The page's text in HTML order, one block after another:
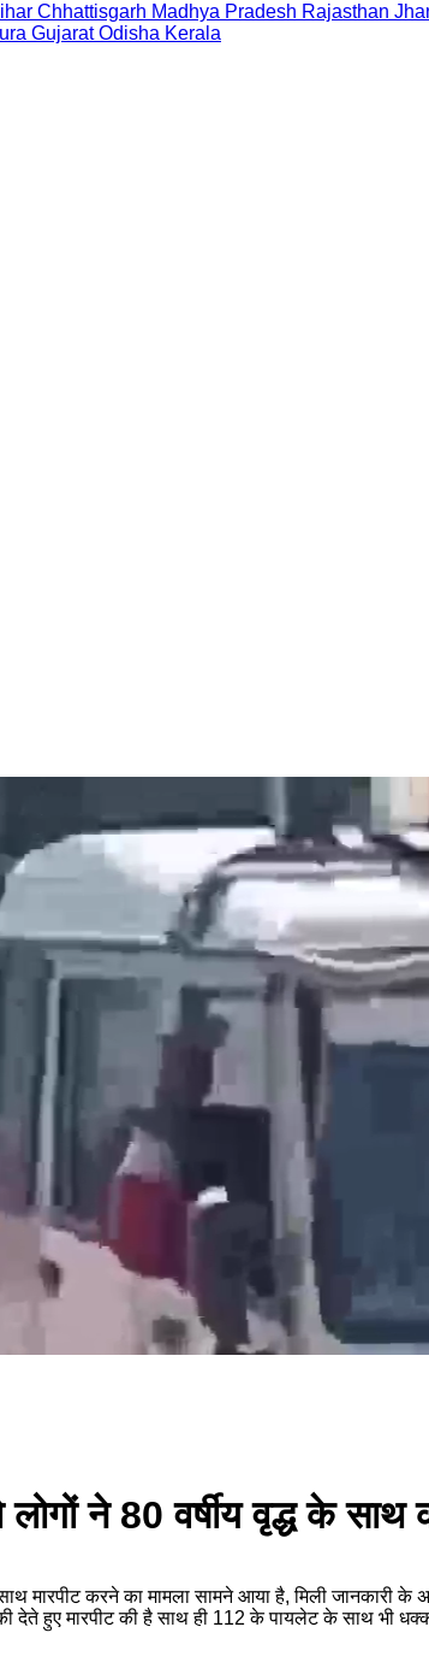
Chhattisgarh Madhya Pradesh Rajasthan
Gujarat Odisha Kerala
ने 80 वर्षीय वृद्ध के साथ
के साथ मारपीट करने का मामला सामने आया है, मिली
देते हुए मारपीट की है साथ ही 112 के पायलेट के साथ भी